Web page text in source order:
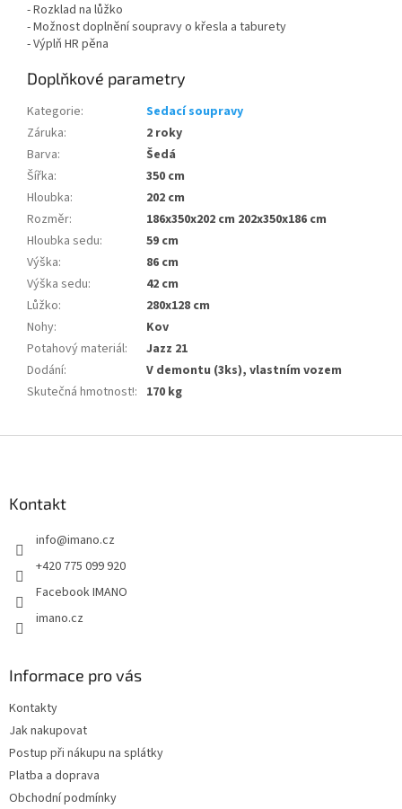
- Rozklad na lůžko
- Možnost doplnění soupravy o křesla a taburety
- Výplň HR pěna
Doplňkové parametry
Kategorie:
Sedací soupravy
Záruka:
2 roky
Barva:
Šedá
Šířka:
350 cm
Hloubka:
202 cm
Rozměr:
186x350x202 cm 202x350x186 cm
Hloubka sedu:
59 cm
Výška:
86 cm
Výška sedu:
42 cm
Lůžko:
280x128 cm
Nohy:
Kov
Potahový materiál:
Jazz 21
Dodání:
V demontu (3ks), vlastním vozem
Skutečná hmotnost!: 170 kg
Kontakt
info@imano.cz
+420 775 099 920
Facebook IMANO
imano.cz
Informace pro vás
Kontakty
Jak nakupovat
Postup při nákupu na splátky
Platba a doprava
Obchodní podmínky